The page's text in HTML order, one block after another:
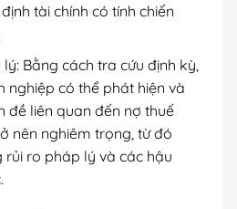
tài chính có tính chiến
Bằng cách tra cứu định kỳ,
nghiệp có thể phát hiện và
đề liên quan đến nợ thuế
nên nghiêm trọng, từ đó
rủi ro pháp lý và các hậu